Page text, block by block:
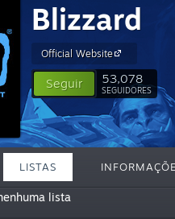
Blizzard
Official Website
Seguir 53,078
SEGUIDORES
LISTAS
lista